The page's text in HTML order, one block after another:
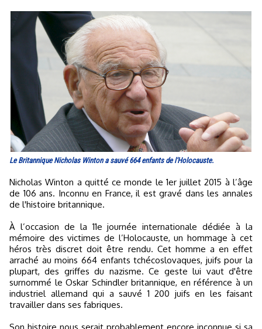
Le Britannique Nicholas Winton a sauvé 664 enfants de l'Holocauste.
Nicholas Winton a quitté ce monde le 1er juillet 2015 à l’âge
de 106 ans. Inconnu en France, il est gravé dans les annales
de l'histoire britannique.
À l’occasion de la 11e journée internationale dédiée à la
mémoire des victimes de l’Holocauste, un hommage à cet
héros très discret doit être rendu. Cet homme a en effet
arraché au moins 664 enfants tchécoslovaques, juifs pour la
plupart, des griffes du nazisme. Ce geste lui vaut d'être
surnommé le Oskar Schindler britannique, en référence à un
industriel allemand qui a sauvé 1 200 juifs en les faisant
travailler dans ses fabriques.